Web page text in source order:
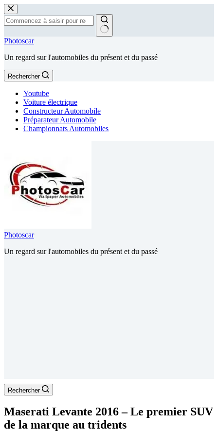
Passer
au
contenu
Aucun
Photoscar
Un regard sur l'automobiles du présent et du passé
Rechercher
Youtube
Voiture électrique
Constructeur Automobile
Préparateur Automobile
Championnats Automobiles
Photoscar
Un regard sur l'automobiles du présent et du passé
Rechercher
Maserati Levante 2016 – Le premier SUV
de la marque au tridents